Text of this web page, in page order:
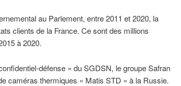
au Parlement, entre 2011 et 2020, la
clients de la France. Ce sont des millions
à 2020.
défense » du SGDSN, le groupe Safran
caméras thermiques « Matis STD » à la Russie.